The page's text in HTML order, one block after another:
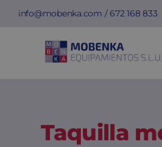
Saltar
contenido
info@mobenka.com /672 168 833
BancosTaquilla